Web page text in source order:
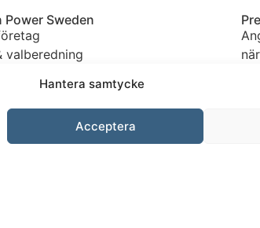
Hantera samtycke
Acceptera
Power Sweden
valberedning
i Green Power Sweden